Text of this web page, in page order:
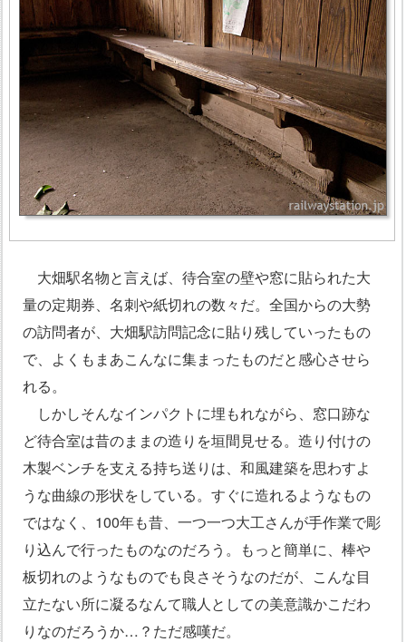
大畑駅名物と言えば、待合室の壁や窓に貼られた大
量の定期券、名刺や紙切れの数々だ。全国からの大勢
の訪問者が、大畑駅訪問記念に貼り残していったもの
で、よくもまあこんなに集まったものだと感心させら
れる。
しかしそんなインパクトに埋もれながら、窓口跡な
ど待合室は昔のままの造りを垣間見せる。造り付けの
木製ベンチを支える持ち送りは、和風建築を思わすよ
うな曲線の形状をしている。すぐに造れるようなもの
ではなく、100年も昔、一つ一つ大工さんが手作業で彫
り込んで行ったものなのだろう。もっと簡単に、棒や
板切れのようなものでも良さそうなのだが、こんな目
立たない所に凝るなんて職人としての美意識かこだわ
りなのだろうか…？ただ感嘆だ。